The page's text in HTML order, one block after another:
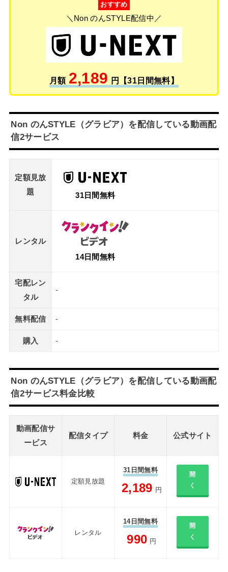
おすすめ
＼Non のんSTYLE配信中／
月額 2,189 円【31日間無料】
Non のんSTYLE（グラビア）を配信している動画配
信2サービス
定額見放
題
31日間無料
レンタル
14日間無料
宅配レン
タル
-
無料配信 -
購入 -
Non のんSTYLE（グラビア）を配信している動画配
信2サービス料金比較
動画配信サ
ービス
配信タイプ 料金 公式サイト
定額見放題
31日間無料
2,189 円
開
く
レンタル
14日間無料
990 円
開
く